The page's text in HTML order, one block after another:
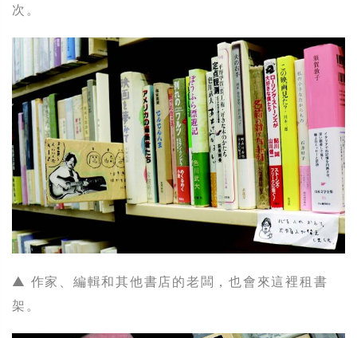
次。
▲ 作家、編輯和其他書店的老闆，也會來這裡租書
架。